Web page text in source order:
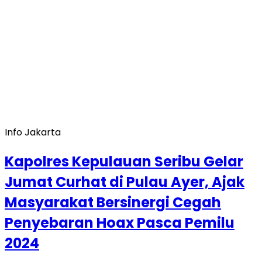
Info Jakarta
Kapolres Kepulauan Seribu Gelar
Jumat Curhat di Pulau Ayer, Ajak
Masyarakat Bersinergi Cegah
Penyebaran Hoax Pasca Pemilu
2024